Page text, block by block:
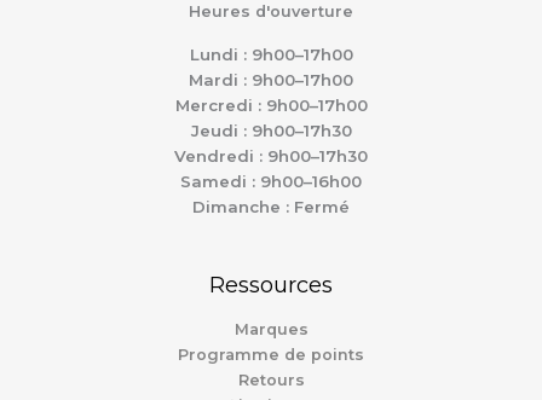
Heures d'ouverture
Lundi : 9h00–17h00
Mardi : 9h00–17h00
Mercredi : 9h00–17h00
Jeudi : 9h00–17h30
Vendredi : 9h00–17h30
Samedi : 9h00–16h00
Dimanche : Fermé
Ressources
Marques
Programme de points
Retours